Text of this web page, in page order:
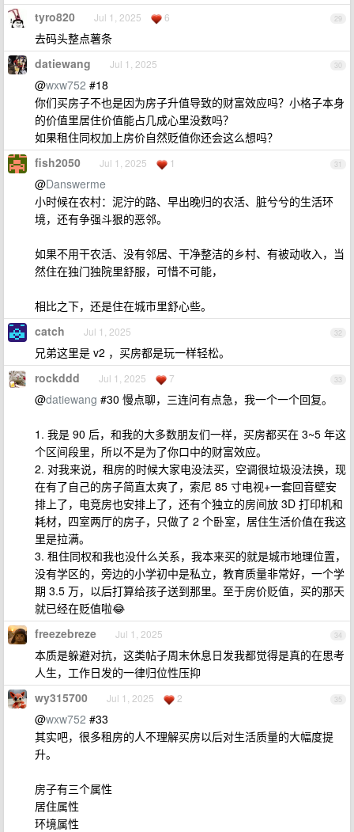
29
tyro820 Jul 1, 2025 6
去码头整点薯条
30
datiewang Jul 1, 2025
@wxw752 #18
你们买房子不也是因为房子升值导致的财富效应吗？小格子本身
的价值里居住价值能占几成心里没数吗？
如果租住同权加上房价自然贬值你还会这么想吗？
31
fish2050 Jul 1, 2025 1
@Danswerme
小时候在农村：泥泞的路、早出晚归的农活、脏兮兮的生活环
境，还有争强斗狠的恶邻。
如果不用干农活、没有邻居、干净整洁的乡村、有被动收入，当
然住在独门独院里舒服，可惜不可能，
相比之下，还是住在城市里舒心些。
32
catch Jul 1, 2025
兄弟这里是 v2 ，买房都是玩一样轻松。
33
rockddd Jul 1, 2025 7
@datiewang #30 慢点聊，三连问有点急，我一个一个回复。
1. 我是 90 后，和我的大多数朋友们一样，买房都买在 3~5 年这
个区间段里，所以不是为了你口中的财富效应。
2. 对我来说，租房的时候大家电没法买，空调很垃圾没法换，现
在有了自己的房子简直太爽了，索尼 85 寸电视+一套回音壁安
排上了，电竞房也安排上了，还有个独立的房间放 3D 打印机和
耗材，四室两厅的房子，只做了 2 个卧室，居住生活价值在我这
里是拉满。
3. 租住同权和我也没什么关系，我本来买的就是城市地理位置，
没有学区的，旁边的小学初中是私立，教育质量非常好，一个学
期 3.5 万，以后打算给孩子送到那里。至于房价贬值，买的那天
就已经在贬值啦😂
34
freezebreze Jul 1, 2025
本质是躲避对抗，这类帖子周末休息日发我都觉得是真的在思考
人生，工作日发的一律归位性压抑
35
wy315700 Jul 1, 2025 2
@wxw752 #33
其实吧，很多租房的人不理解买房以后对生活质量的大幅度提
升。
房子有三个属性
居住属性
环境属性